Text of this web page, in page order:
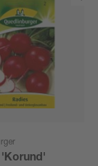
'Korund'